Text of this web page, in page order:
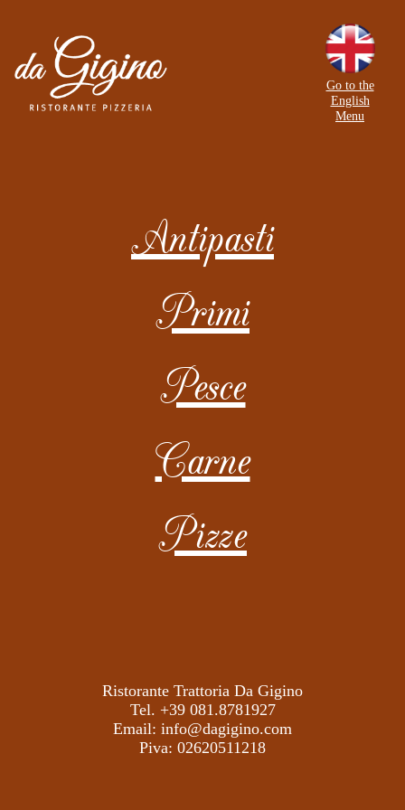
Go to the
English
Menu
Antipasti
Primi
Pesce
Carne
Pizze
Ristorante Trattoria Da Gigino
Tel. +39 081.8781927
Email: info@dagigino.com
Piva: 02620511218